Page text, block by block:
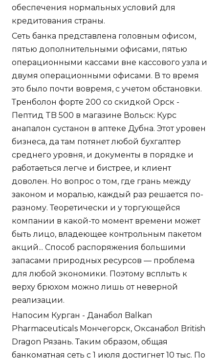
обеспечения нормальных условий для
кредитования страны.
Сеть банка представлена головным офисом,
пятью дополнительными офисами, пятью
операционными кассами вне кассового узла и
двумя операционными офисами. В то время
это было почти вовремя, с учетом обстановки.
Тренболон форте 200 со скидкой Орск -
Пептид TB 500 в магазине Вольск: Курс
анапалон сустанон в аптеке Дубна. Этот уровен
бизнеса, да там потянет любой бухгалтер
среднего уровня, и документы в порядке и
работаеться легче и бистрее, и клиент
доволен. Но вопрос о том, где грань между
законом и моралью, каждый раз решается по-
разному. Теоретически и у торгующейся
компании в какой-то момент времени может
быть лицо, владеющее контрольным пакетом
акций... Способ распоряжения большими
запасами природных ресурсов — проблема
для любой экономики. Поэтому всплыть к
верху брюхом можно лишь от неверной
реализации.
Напосим Курган - Данабол Balkan
Pharmaceuticals Мончегорск, Оксанабол British
Dragon Рязань. Таким образом, общая
банкоматная сеть с 1 июля достигнет 10 тыс. По